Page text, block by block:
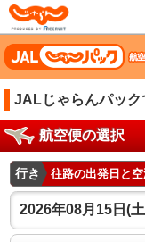
JALじゃらんパック
航空便の選択
行き 往路の出発日と
2026年08月15日(